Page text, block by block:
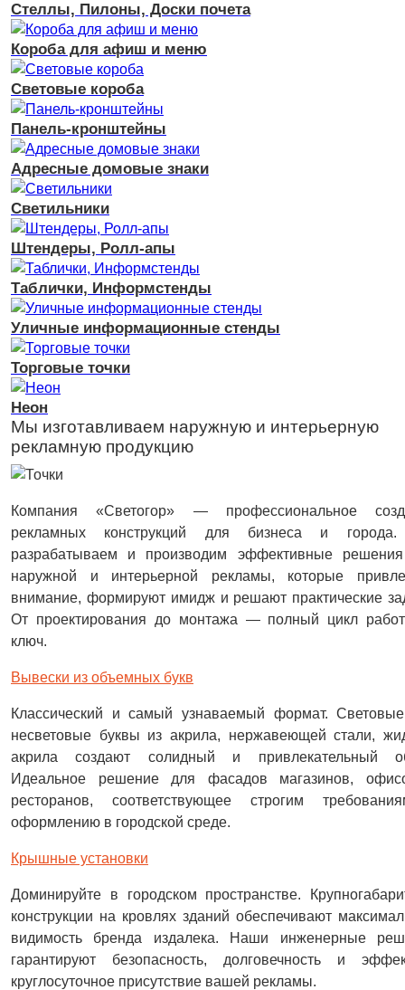
Стеллы, Пилоны, Доски почета
Короба для афиш и меню
Световые короба
Панель-кронштейны
Адресные домовые знаки
Светильники
Штендеры, Ролл-апы
Таблички, Информстенды
Уличные информационные стенды
Торговые точки
Неон
Мы изготавливаем наружную и интерьерную
рекламную продукцию
Компания «Светогор» — профессиональное
рекламных конструкций для бизнеса и
разрабатываем и производим эффективные
наружной и интерьерной рекламы, которые
внимание, формируют имидж и решают практические
От проектирования до монтажа — полный цикл
ключ.
Вывески из объемных букв
Классический и самый узнаваемый формат.
несветовые буквы из акрила, нержавеющей стали,
акрила создают солидный и привлекательный
Идеальное решение для фасадов магазинов,
ресторанов, соответствующее строгим
оформлению в городской среде.
Крышные установки
Доминируйте в городском пространстве.
конструкции на кровлях зданий обеспечивают
видимость бренда издалека. Наши инженерные
гарантируют безопасность, долговечность и
круглосуточное присутствие вашей рекламы.